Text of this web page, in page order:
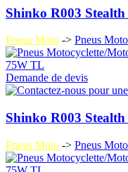
Shinko R003
Pneus Moto -> Pneus
Demande de devis
Shinko R003
Pneus Moto -> Pneus